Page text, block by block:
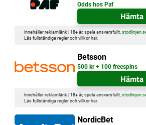
Odds hos Paf
Innehåller reklamlänk | 18+ år, spela ansvarsfullt,
Läs fullständiga regler och villkor här.
Betsson
500 kr + 100 freespins
Innehåller reklamlänk | 18+ år, spela ansvarsfullt,
Läs fullständiga regler och villkor här.
NordicBet